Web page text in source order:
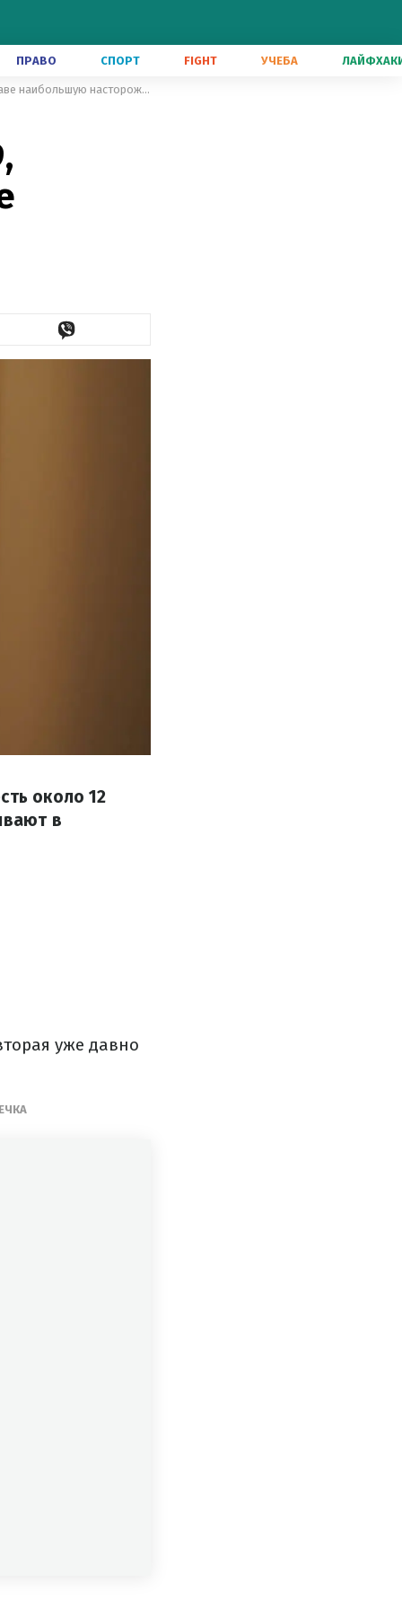
ПРАВО СПОРТ FIGHT УЧЕБА
Ляшко назвал мутации COVID-19, которые вызывают в Минздраве наибольшую настороженность
около 12
в
уже давно